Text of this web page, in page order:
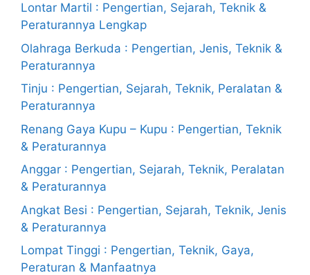
Lontar Martil : Pengertian, Sejarah, Teknik &
Peraturannya Lengkap
Olahraga Berkuda : Pengertian, Jenis, Teknik &
Peraturannya
Tinju : Pengertian, Sejarah, Teknik, Peralatan &
Peraturannya
Renang Gaya Kupu – Kupu : Pengertian, Teknik
& Peraturannya
Anggar : Pengertian, Sejarah, Teknik, Peralatan
& Peraturannya
Angkat Besi : Pengertian, Sejarah, Teknik, Jenis
& Peraturannya
Lompat Tinggi : Pengertian, Teknik, Gaya,
Peraturan & Manfaatnya